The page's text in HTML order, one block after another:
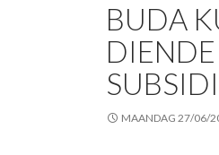
BUDA
MAANDAG 27/06/